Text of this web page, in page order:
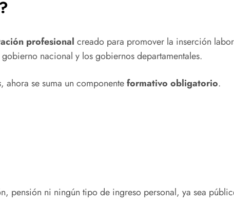
profesional creado para promover la inserción
nacional y los gobiernos departamentales.
, ahora se suma un componenteformativo obligatorio.
pensión ni ningún tipo de ingreso personal, ya sea